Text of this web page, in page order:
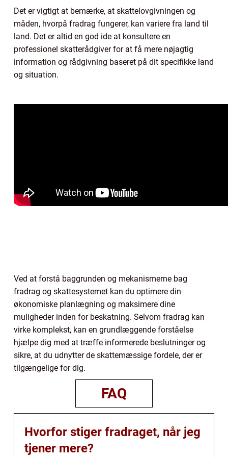
Det er vigtigt at bemærke, at skattelovgivningen og
måden, hvorpå fradrag fungerer, kan variere fra land til
land. Det er altid en god ide at konsultere en
professionel skatterådgiver for at få mere nøjagtig
information og rådgivning baseret på dit specifikke land
og situation.
Ved at forstå baggrunden og mekanismerne bag
fradrag og skattesystemet kan du optimere din
økonomiske planlægning og maksimere dine
muligheder inden for beskatning. Selvom fradrag kan
virke komplekst, kan en grundlæggende forståelse
hjælpe dig med at træffe informerede beslutninger og
sikre, at du udnytter de skattemæssige fordele, der er
tilgængelige for dig.
FAQ
Hvorfor stiger fradraget, når jeg
tjener mere?